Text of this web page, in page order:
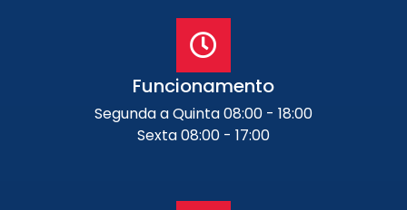
Funcionamento
Segunda a Quinta 08:00 - 18:00
Sexta 08:00 - 17:00